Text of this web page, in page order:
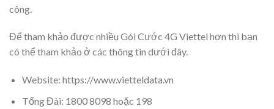
công.
Để tham khảo được nhiều Gói Cước 4G Viettel hơn thì bạn
có thể tham khảo ở các thông tin dưới đây.
Website: https://www.vietteldata.vn
Tổng Đài: 1800 8098 hoặc 198